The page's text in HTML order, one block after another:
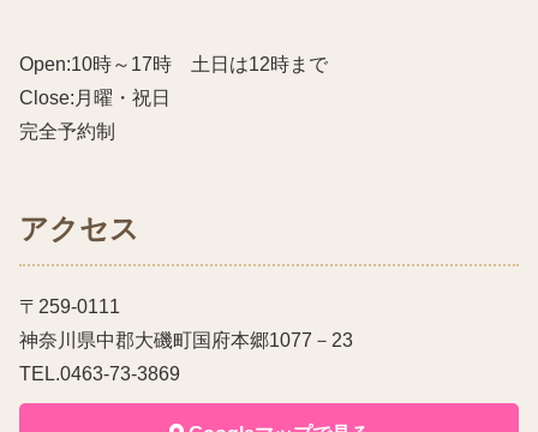
Open:10時～17時 土日は12時まで
Close:月曜・祝日
完全予約制
アクセス
〒259-0111
神奈川県中郡大磯町国府本郷1077－23
TEL.0463-73-3869